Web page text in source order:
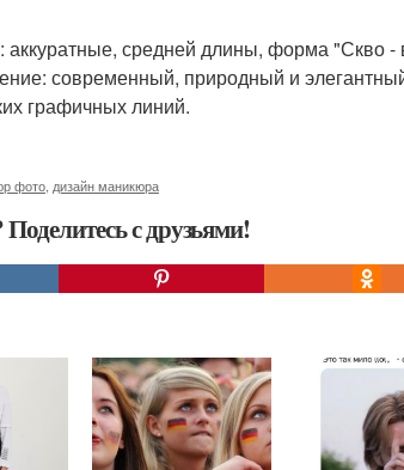
средней длины, форма "Скво -
современный, природный и
графичных линий.
фото дизайн маникюра
с друзьями!